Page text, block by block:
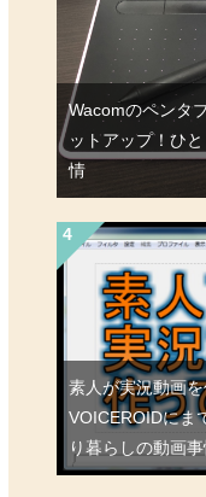
Wacomのペンタ
ットアップ！ひ
情
素人が実況動画
VOICEROIDにま
り暮らしの動画